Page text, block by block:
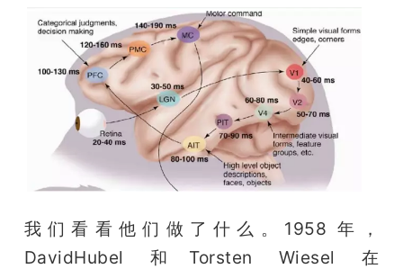
我们看看他们做了什么。1958 年，
DavidHubel 和Torsten Wiesel 在